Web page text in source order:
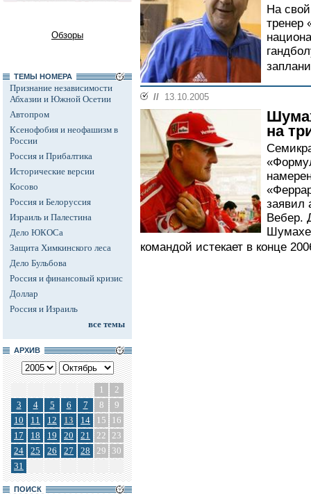
Обзоры
ТЕМЫ НОМЕРА
Признание независимости
Абхазии и Южной Осетии
Автопром
Ксенофобия и неофашизм в
России
Россия и Прибалтика
Исторические версии
Косово
Россия и Белоруссия
Израиль и Палестина
Дело ЮКОСа
Защита Химкинского леса
Дело Бульбова
Россия и финансовый кризис
Доллар
Россия и Израиль
все темы
АРХИВ
1
2
3
4 5 6 7 8
9
10
11 12 13 14 15
16
17
18 19 20 21 22 23
24
25 26 27 28 29
30
31
ПОИСК
На
тренер
// 13.10.2005
на
заявил
Вебер.
командой истекает в конце